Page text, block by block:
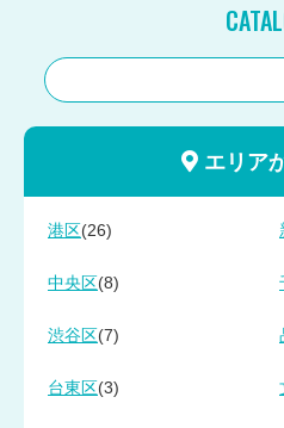
エリア
港区 (26)
中央区 (8)
渋谷区 (7)
台東区 (3)